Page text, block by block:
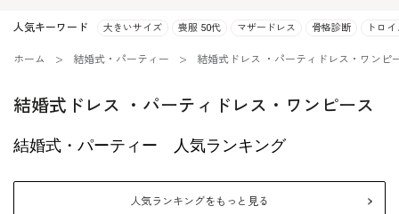
人気キーワード 大きいサイズ 喪服 50代 マザードレス 骨格診断 トロ
ホーム 結婚式・パーティー 結婚式ドレス ・パーティドレス・ワンピ
結婚式ドレス ・パーティドレス・ワンピース
結婚式・パーティー 人気ランキング
人気ランキングをもっと見る